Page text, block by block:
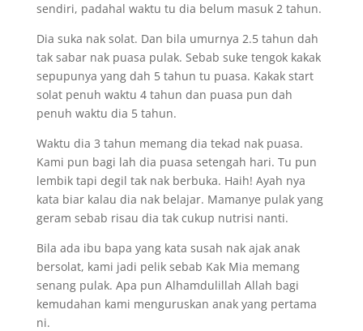
sendiri, padahal waktu tu dia belum masuk 2 tahun.
Dia suka nak solat. Dan bila umurnya 2.5 tahun dah
tak sabar nak puasa pulak. Sebab suke tengok kakak
sepupunya yang dah 5 tahun tu puasa. Kakak start
solat penuh waktu 4 tahun dan puasa pun dah
penuh waktu dia 5 tahun.
Waktu dia 3 tahun memang dia tekad nak puasa.
Kami pun bagi lah dia puasa setengah hari. Tu pun
lembik tapi degil tak nak berbuka. Haih! Ayah nya
kata biar kalau dia nak belajar. Mamanye pulak yang
geram sebab risau dia tak cukup nutrisi nanti.
Bila ada ibu bapa yang kata susah nak ajak anak
bersolat, kami jadi pelik sebab Kak Mia memang
senang pulak. Apa pun Alhamdulillah Allah bagi
kemudahan kami menguruskan anak yang pertama
ni.